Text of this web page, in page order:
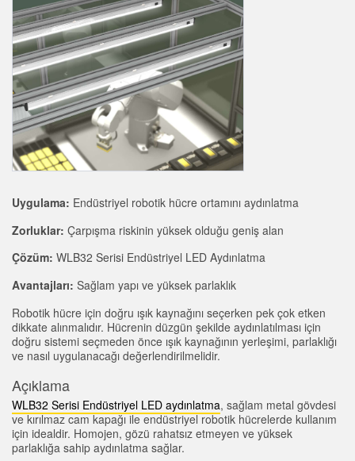
SENSÖRLER
Fotoelektrik Sensörler
Lazer Mesafe Ölçümü
Ölçüm Bariyerleri
3D Time of Flight
Radar Sensörler
Fiber Optik Amfiler
Pick-to-Light Sensors
Sıcaklık ve Vibrasyon Sensörleri
Condition Monitoring Sensors
Wireless Condition Monitoring Sensors
Vibration Sensors
Call for Parts, Service, or Pallet Pickup
Condition Monitoring for Predictive and Preventative
Maintenance
Kestirimci Bakım
Kestirimci Bakım
Leading Edge Detection
Overall Equipment Effectiveness (OEE)
İLGİLİ BAĞLANTILAR
IO-Link
Washdown
Uygulama: Endüstriyel robotik hücre ortamını aydınlatma
Zorluklar: Çarpışma riskinin yüksek olduğu geniş alan
Çözüm: WLB32 Serisi Endüstriyel LED Aydınlatma
Avantajları: Sağlam yapı ve yüksek parlaklık
Robotik hücre için doğru ışık kaynağını seçerken pek çok etken
dikkate alınmalıdır. Hücrenin düzgün şekilde aydınlatılması için
doğru sistemi seçmeden önce ışık kaynağının yerleşimi, parlaklığı
ve nasıl uygulanacağı değerlendirilmelidir.
Açıklama
WLB32 Serisi Endüstriyel LED aydınlatma, sağlam metal gövdesi
ve kırılmaz cam kapağı ile endüstriyel robotik hücrelerde kullanım
için idealdir. Homojen, gözü rahatsız etmeyen ve yüksek
parlaklığa sahip aydınlatma sağlar.